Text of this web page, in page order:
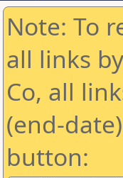
Note: To
all links
Co, all
(end-
button: